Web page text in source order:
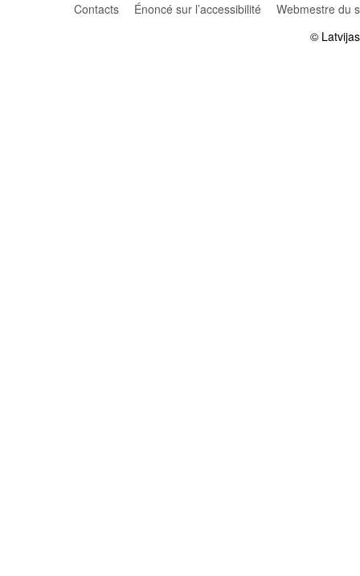
Contacts Énoncé sur l’accessibilité
Webmestre du
©